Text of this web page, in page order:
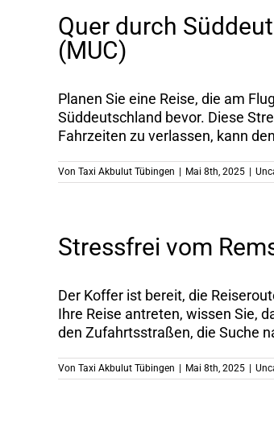
Quer durch
(MUC)
Planen Sie eine Reise, die am
Süddeutschland bevor. Diese
Fahrzeiten zu verlassen, kann
Von Taxi Akbulut Tübingen Mai 8th, 2025
Stressfrei vom
Der Koffer ist bereit, die
Ihre Reise antreten, wissen Sie,
den Zufahrtsstraßen, die Suche
Von Taxi Akbulut Tübingen Mai 8th, 2025